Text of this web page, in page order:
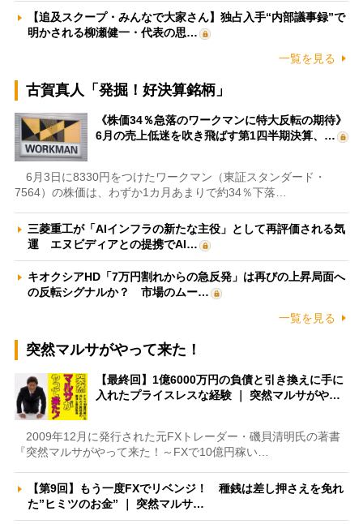
【追及スクープ・みんなで大家さん】独占入手“内部議事録”で
明かされる柳瀬健一・代表の思…
一覧を見る
古賀真人「発掘！好決算銘柄」
《株価34％急落のワークマンに特大反転の期待》
6月の売上低迷を吹き飛ばす第1四半期決算、…
6月3日に8330円をつけたワークマン（東証スタンダード・
7564）の株価は、わずか1カ月あまりで約34％下落…
三菱重工が「AIインフラの新たな主役」として再評価される気
運 エヌビディアとの提携でAI…
キオクシアHD「7万円割れからの急反発」は再びの上昇局面へ
の反転シグナルか？ 市場のムー…
一覧を見る
突然マルサがやって来た！
【最終回】1億6000万円の負債と引き換えに手に
入れたプライスレスな経験 ｜ 突然マルサがや…
2009年12月に発行された元FXトレーダー・磯貝清明氏の著書
『突然マルサがやって来た！～FXで10億円稼い…
【第9回】もう一度FXでリベンジ！ 種銭は差し押さえを免れ
た”ヒミツのお金” ｜ 突然マルサ…